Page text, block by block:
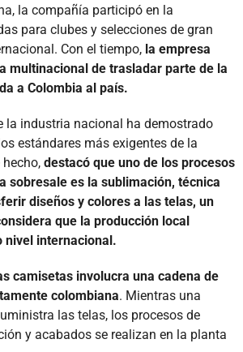
la compañía participó en la
para clubes y selecciones de gran
Con el tiempo, la empresa
multinacional de trasladar parte de la
a Colombia al país.
la industria nacional ha demostrado
estándares más exigentes de la
destacó que uno de los procesos
sobresale es la sublimación, técnica
diseños y colores a las telas, un
que la producción local
nivel internacional.
camisetas involucra una cadena de
colombiana. Mientras una
las telas, los procesos de
y acabados se realizan en la planta